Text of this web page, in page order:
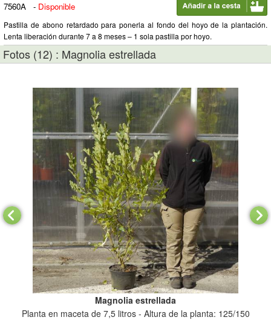
7560A
- Disponible
Pastilla de abono retardado para ponerla al fondo del hoyo de la plantación.
Lenta liberación durante 7 a 8 meses – 1 sola pastilla por hoyo.
Fotos (12) : Magnolia estrellada
Magnolia estrellada
Planta en maceta de 7,5 litros - Altura de la planta: 125/150